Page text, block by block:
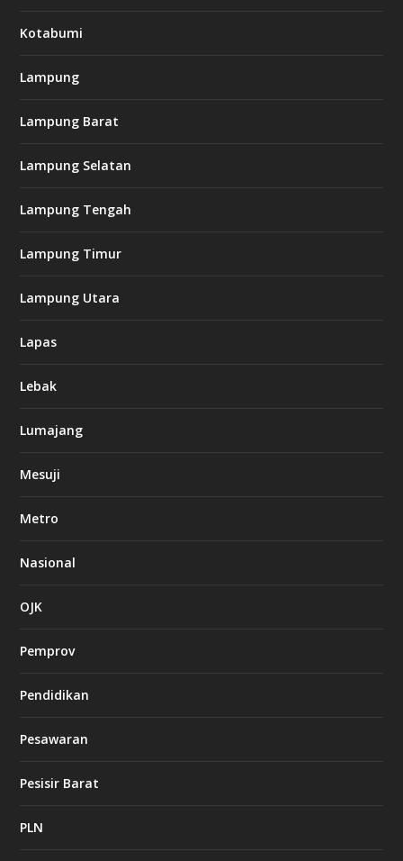
Kotabumi
Lampung
Lampung Barat
Lampung Selatan
Lampung Tengah
Lampung Timur
Lampung Utara
Lapas
Lebak
Lumajang
Mesuji
Metro
Nasional
OJK
Pemprov
Pendidikan
Pesawaran
Pesisir Barat
PLN